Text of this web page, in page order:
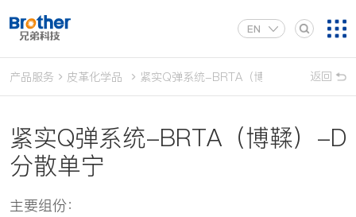
EN
产品服务 皮革化学品 紧实Q弹系统-BRTA（博鞣）-D分散单宁
返回
紧实Q弹系统-BRTA（博鞣）-D
分散单宁
主要组份：